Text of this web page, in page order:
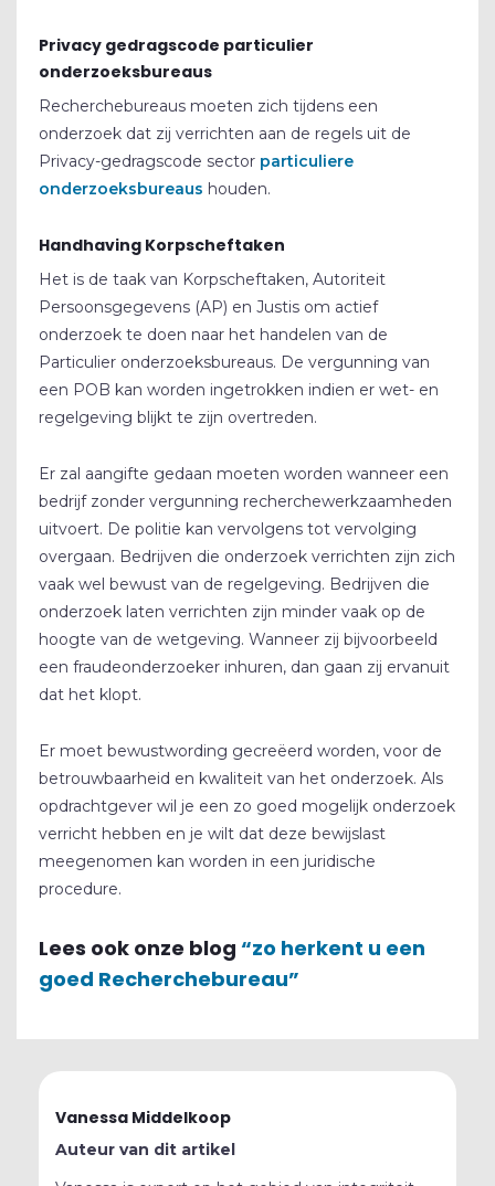
Privacy gedragscode particulier
onderzoeksbureaus
Recherchebureaus moeten zich tijdens een
onderzoek dat zij verrichten aan de regels uit de
Privacy-gedragscode sector particuliere
onderzoeksbureaus houden.
Handhaving Korpscheftaken
Het is de taak van Korpscheftaken, Autoriteit
Persoonsgegevens (AP) en Justis om actief
onderzoek te doen naar het handelen van de
Particulier onderzoeksbureaus. De vergunning van
een POB kan worden ingetrokken indien er wet- en
regelgeving blijkt te zijn overtreden.
Er zal aangifte gedaan moeten worden wanneer een
bedrijf zonder vergunning recherchewerkzaamheden
uitvoert. De politie kan vervolgens tot vervolging
overgaan. Bedrijven die onderzoek verrichten zijn zich
vaak wel bewust van de regelgeving. Bedrijven die
onderzoek laten verrichten zijn minder vaak op de
hoogte van de wetgeving. Wanneer zij bijvoorbeeld
een fraudeonderzoeker inhuren, dan gaan zij ervanuit
dat het klopt.
Er moet bewustwording gecreëerd worden, voor de
betrouwbaarheid en kwaliteit van het onderzoek. Als
opdrachtgever wil je een zo goed mogelijk onderzoek
verricht hebben en je wilt dat deze bewijslast
meegenomen kan worden in een juridische
procedure.
Lees ook onze blog “zo herkent u een
goed Recherchebureau”
Vanessa Middelkoop
Auteur van dit artikel